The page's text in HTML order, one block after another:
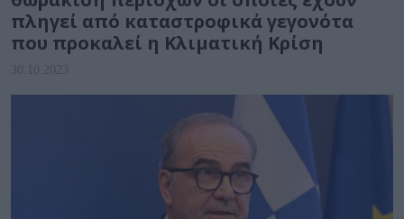
πληγεί από καταστροφικά γεγονότα
που προκαλεί η Κλιματική Κρίση
30.10.2023